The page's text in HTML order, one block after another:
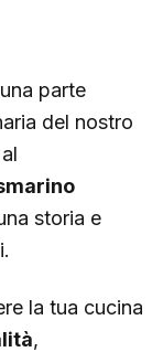
parte
del nostro
storia e
la tua cucina
,